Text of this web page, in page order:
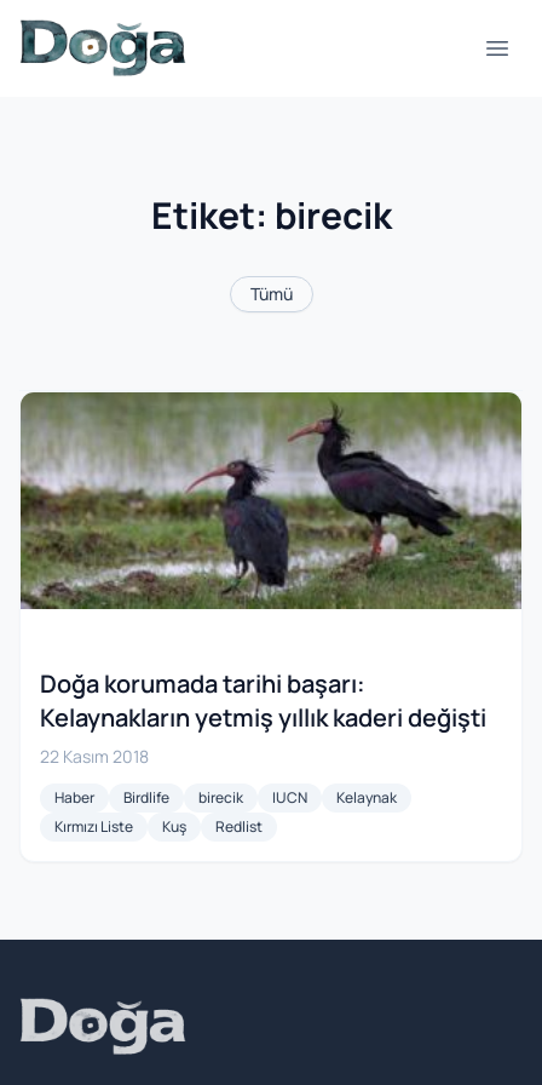
İçeriğe geç
Etiket: birecik
Tümü
Doğa korumada tarihi başarı:
Kelaynakların yetmiş yıllık kaderi değişti
22 Kasım 2018
Haber Birdlife birecik IUCN
Kelaynak
Kırmızı Liste
Kuş Redlist